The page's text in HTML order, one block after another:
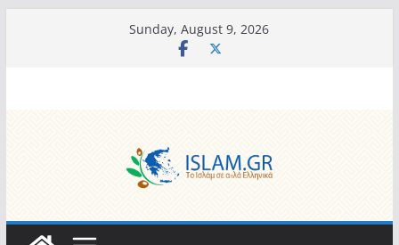
Sunday, August 9, 2026